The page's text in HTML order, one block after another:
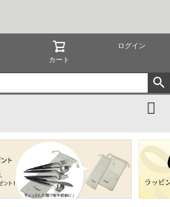
カート
ログイン